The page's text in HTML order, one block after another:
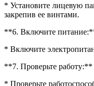
* Установите лицевую
закрепив ее винтами.
**6. Включите
* Включите
**7. Проверьте работу:**
* Проверьте